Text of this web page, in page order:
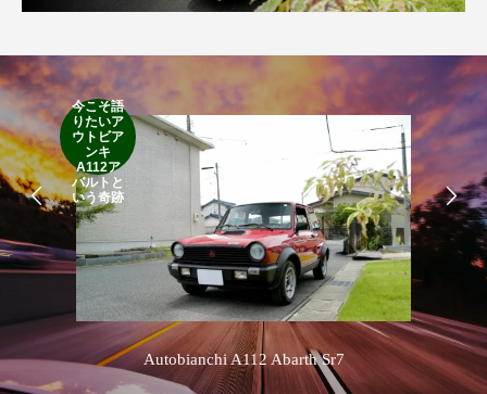
今こそ語
りたいア
ウトビア
ンキ
A112ア
バルトと
いう奇跡
Autobianchi A112 Abarth Sr7